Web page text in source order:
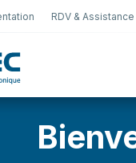
RDV &